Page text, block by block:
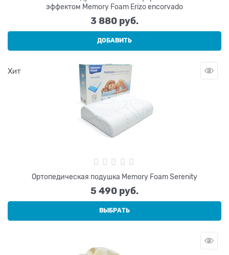
эффектом Memory Foam Erizo encorvado
3 880 руб.
ДОБАВИТЬ
Хит
Ортопедическая подушка Memory Foam Serenity
5 490 руб.
ВЫБРАТЬ